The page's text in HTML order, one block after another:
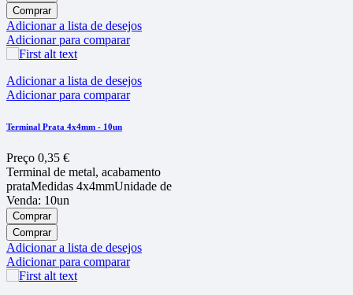
Comprar
Adicionar a lista de desejos
Adicionar para comparar
Adicionar a lista de desejos
Adicionar para comparar
Terminal Prata 4x4mm - 10un
Preço 0,35 €
Terminal de metal, acabamento
prataMedidas 4x4mmUnidade de
Venda: 10un
Comprar
Comprar
Adicionar a lista de desejos
Adicionar para comparar